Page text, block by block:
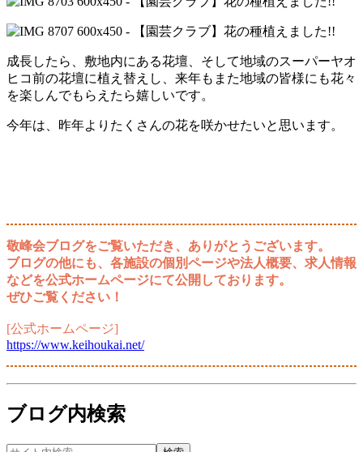
成長したら、敷地内にある花壇、そして地域のスーパーヤオ
ヒコ前の花壇に植え替えし、来年もまた地域の皆様にも花々
を楽しんでもらえたら嬉しいです。
今年は、昨年よりたくさんの花を咲かせたいと思います。
敬峰会ブログをご覧いただき、ありがとうございます。
ブログの他にも、各施設の個別ページや法人概要、求人情報
などを公式ホームページにて公開しております。
ぜひご覧ください！
[公式ホームページ]
https://www.keihoukai.net/
ブログ内検索